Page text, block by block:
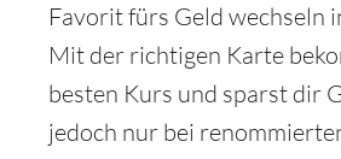
Favorit fürs Geld wechseln
Mit der richtigen Karte
besten Kurs und sparst dir
jedoch nur bei